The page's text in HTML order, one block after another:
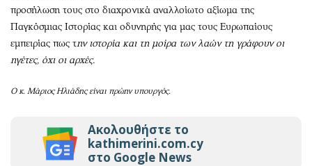
προσήλωση τους στο διαχρονικά αναλλοίωτο αξίωμα της
Παγκόσμιας Ιστορίας και οδυνηρής για μας τους Ευρωπαίους
εμπειρίας πως την ιστορία και τη μοίρα των λαών τη γράφουν οι
ηγέτες, όχι οι αρχές.
Ο κ. Μάριος Ηλιάδης είναι πρώην υπουργός.
Ακολουθήστε το
kathimerini.com.cy
στο Google News